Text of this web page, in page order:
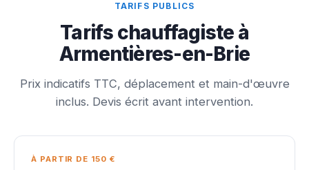
TARIFS PUBLICS
Tarifs chauffagiste à
Armentières-en-Brie
Prix indicatifs TTC, déplacement et main-d'œuvre
inclus. Devis écrit avant intervention.
À PARTIR DE 150 €